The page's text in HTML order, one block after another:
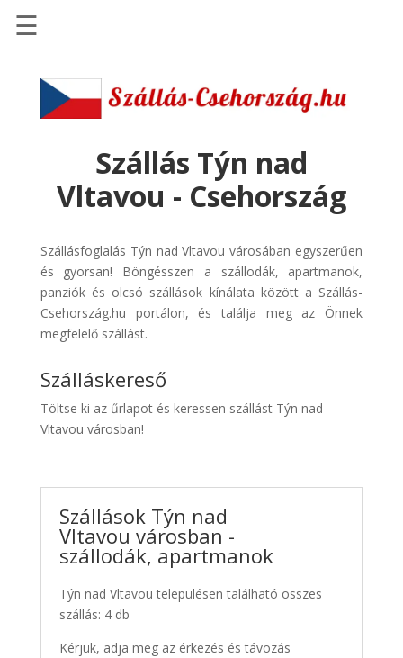
Szállások
Szállásinfo.eu
Repülőjegy
pénzvisszatérítéssel
Discover
Cars
Transzfer
Kiwi
Taxi
☰
Szállás Týn nad
Vltavou - Csehország
Szállásfoglalás Týn nad Vltavou városában egyszerűen
és gyorsan! Böngésszen a szállodák, apartmanok,
panziók és olcsó szállások kínálata között a Szállás-
Csehország.hu portálon, és találja meg az Önnek
megfelelő szállást.
Szálláskereső
Töltse ki az űrlapot és keressen szállást Týn nad
Vltavou városban!
Szállások Týn nad
Vltavou városban -
szállodák, apartmanok
Týn nad Vltavou településen található összes
szállás: 4 db
Kérjük, adja meg az érkezés és távozás